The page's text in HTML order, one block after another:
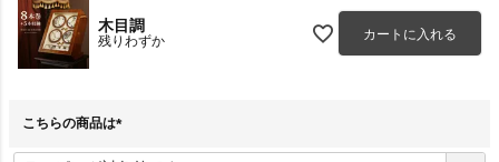
木目調
残りわずか カートに入れる
こちらの商品は